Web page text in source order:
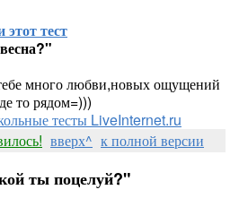
тест
много любви,новых ощущений
то рядом=)))
тесты LiveInternet.ru
вверх^ к полной версии
ты поцелуй?"